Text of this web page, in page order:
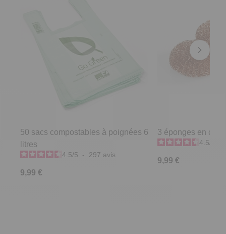
50 sacs compostables à poignées 6
litres
4.5/5 - 297 avis
9,99 €
3 éponges en
4.5
9,99 €